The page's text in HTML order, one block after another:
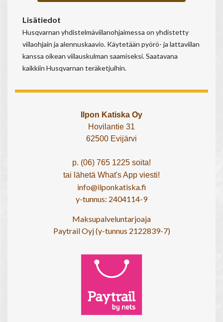
Lisätiedot
Husqvarnan yhdistelmäviilanohjaimessa on yhdistetty
viilaohjain ja alennuskaavio. Käytetään pyörö- ja lattaviilan
kanssa oikean viilauskulman saamiseksi. Saatavana
kaikkiin Husqvarnan teräketjuihin.
Ilpon Katiska Oy
Hovilantie 31
62500 Evijärvi
p. (06) 765 1225 soita!
tai lähetä What's App viesti!
info@ilponkatiska.fi
y-tunnus: 2404114-9
Maksupalveluntarjoaja
Paytrail Oyj (y-tunnus 2122839-7)